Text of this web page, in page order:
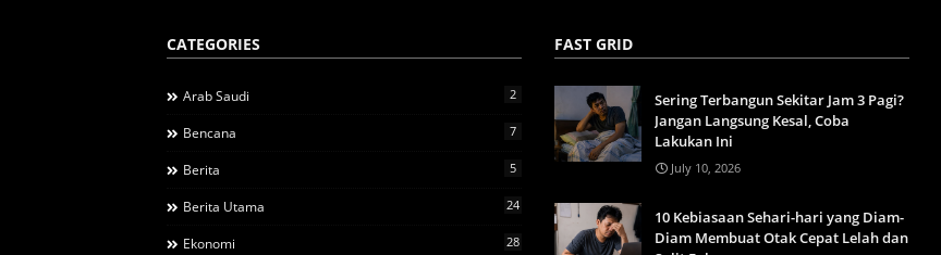
CATEGORIES
Arab Saudi 2
Bencana 7
Berita 5
Berita Utama 24
Ekonomi 28
FAST GRID
Sering Terbangun Sekitar Jam 3 Pagi?
Jangan Langsung Kesal, Coba
Lakukan Ini
July 10, 2026
10 Kebiasaan Sehari-hari yang Diam-
Diam Membuat Otak Cepat Lelah dan